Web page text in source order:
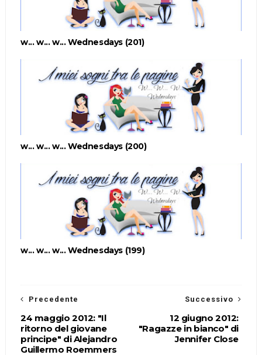
w... w... w... Wednesdays (201)
w... w... w... Wednesdays (200)
w... w... w... Wednesdays (199)
Successivo
12 giugno 2012:
"Ragazze in bianco" di
Jennifer Close
Precedente
24 maggio 2012: "Il
ritorno del giovane
principe" di Alejandro
Guillermo Roemmers